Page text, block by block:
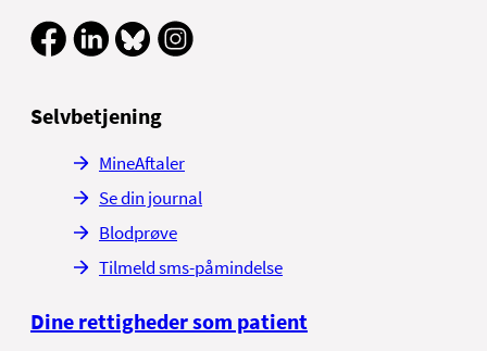
Selvbetjening
MineAftaler
Se din journal
Blodprøve
Tilmeld sms-påmindelse
Dine rettigheder som patient